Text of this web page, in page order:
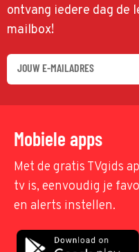
ontvang iedere dag de
mailbox!
Mobiele apps
Met de gratis TVgids
tv is, eenvoudig je
en alerts instellen.